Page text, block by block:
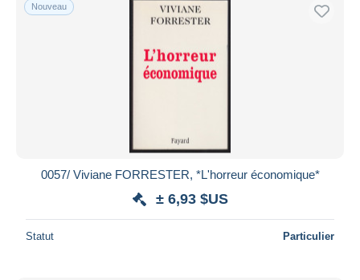
Nouveau
0057/ Viviane FORRESTER, *L'horreur économique*
± 6,93 $US
Statut Particulier